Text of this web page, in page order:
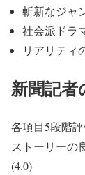
斬新なジャ
社会派ドラ
リアリティ
新聞記者
各項目5段階
ストーリーの
(4.0)